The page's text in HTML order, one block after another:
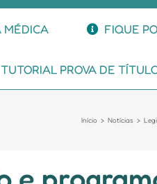
MÉDICA FIQUE
TUTORIAL PROVA DE
Início Notícias